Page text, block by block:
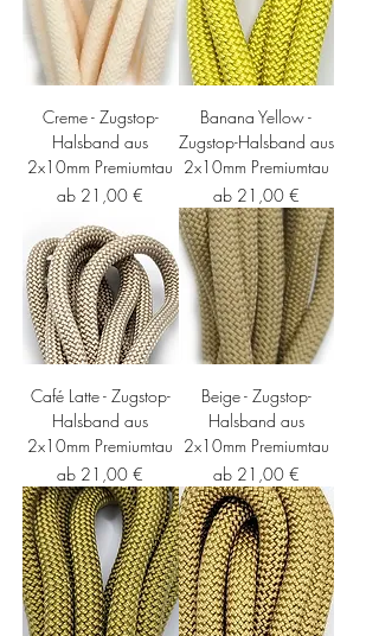
Creme - Zugstop-
Halsband aus
2x10mm Premiumtau
ab 21,00 €
Sale-Preis
Banana Yellow -
Zugstop-Halsband aus
2x10mm Premiumtau
ab 21,00 €
Sale-Preis
Café Latte - Zugstop-
Halsband aus
2x10mm Premiumtau
ab 21,00 €
Sale-Preis
Beige - Zugstop-
Halsband aus
2x10mm Premiumtau
ab 21,00 €
Sale-Preis